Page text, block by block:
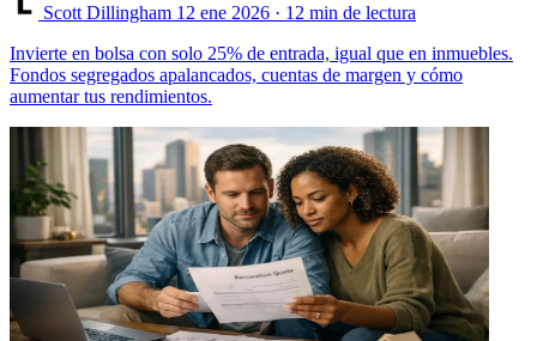
Scott Dillingham 12 ene 2026 · 12 min de lectura
Invierte en bolsa con solo 25% de entrada, igual que en inmuebles.
Fondos segregados apalancados, cuentas de margen y cómo
aumentar tus rendimientos.